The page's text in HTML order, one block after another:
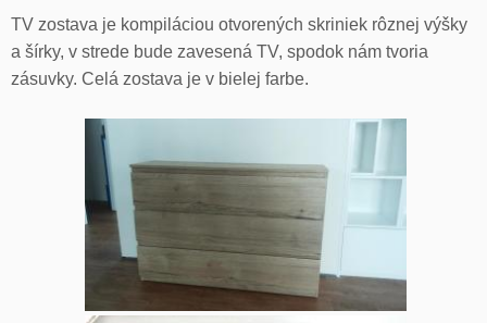
TV zostava je kompiláciou otvorených skriniek rôznej výšky
a šírky, v strede bude zavesená TV, spodok nám tvoria
zásuvky. Celá zostava je v bielej farbe.